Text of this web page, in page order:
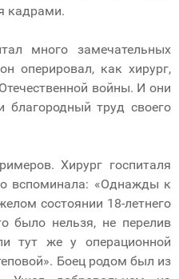
кадрами.
много замечательных
оперировал, как хирург,
войны. И они
благородный труд своего
Хирург госпиталя
«Однажды к
состоянии 18-летнего
было нельзя, не перелив
тут же у операционной
Боец родом был из